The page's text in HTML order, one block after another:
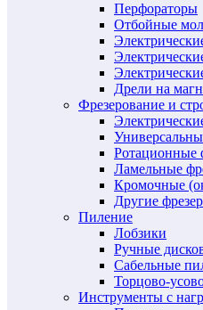
Перфораторы
Отбойные
Дрели на
Фрезерование и
Ротационные
Ламельные
Кромочные
Другие
Пиление
Лобзики
Ручные
Сабельные
Торцово-
Инструменты с